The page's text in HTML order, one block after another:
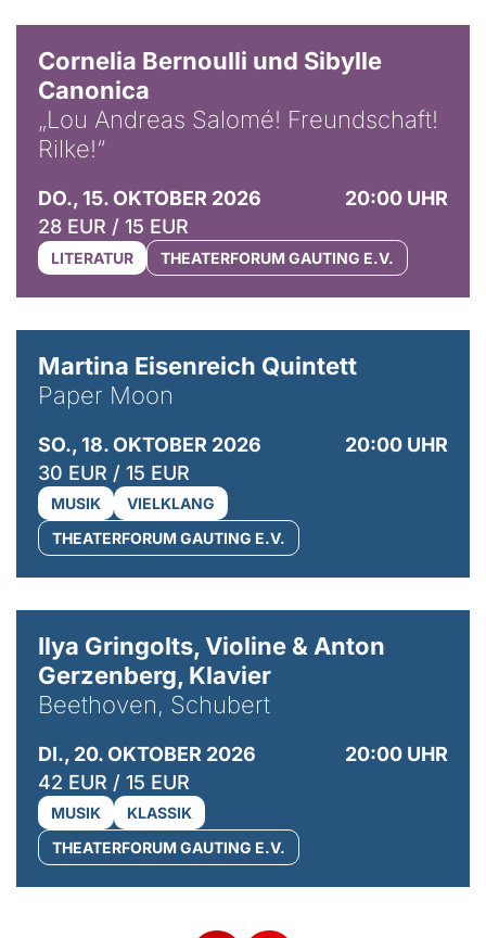
Cornelia Bernoulli und Sibylle
Canonica
„Lou Andreas Salomé! Freundschaft!
Rilke!“
DO., 15. OKTOBER 2026
20:00 UHR
28 EUR / 15 EUR
LITERATUR THEATERFORUM GAUTING E.V.
Martina Eisenreich Quintett
Paper Moon
SO., 18. OKTOBER 2026
20:00 UHR
30 EUR / 15 EUR
MUSIK
VIELKLANG
THEATERFORUM GAUTING E.V.
Ilya Gringolts, Violine & Anton
Gerzenberg, Klavier
Beethoven, Schubert
DI., 20. OKTOBER 2026
20:00 UHR
42 EUR / 15 EUR
MUSIK
KLASSIK
THEATERFORUM GAUTING E.V.